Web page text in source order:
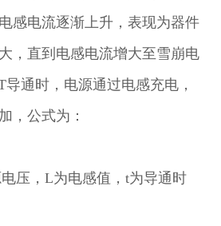
感电流逐渐上升，表现为器件
，直到电感电流增大至雪崩电
导通时，电源通过电感充电，
，公式为：
压，L为电感值，t为导通时